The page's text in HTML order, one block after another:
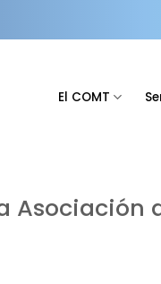
El COMT
Asociación